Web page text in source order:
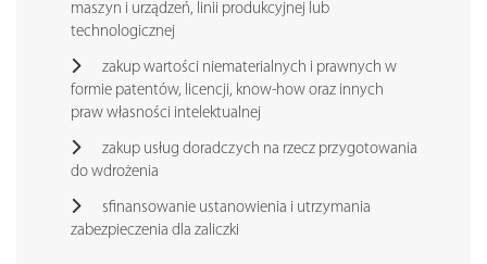
maszyn i urządzeń, linii produkcyjnej lub
technologicznej
zakup wartości niematerialnych i prawnych w
formie patentów, licencji, know-how oraz innych
praw własności intelektualnej
zakup usług doradczych na rzecz przygotowania
do wdrożenia
sfinansowanie ustanowienia i utrzymania
zabezpieczenia dla zaliczki